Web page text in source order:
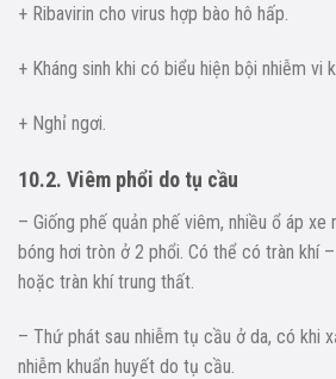
+ Ribavirin cho virus hợp bào hô hấp.
+ Kháng sinh khi có biểu hiện bội nhiễm vi
+ Nghỉ ngơi.
10.2. Viêm phổi do tụ cầu
– Giống phế quản phế viêm, nhiều ổ áp xe
bóng hơi tròn ở 2 phổi. Có thể có tràn khí
hoặc tràn khí trung thất.
– Thứ phát sau nhiễm tụ cầu ở da, có khi
nhiễm khuẩn huyết do tụ cầu.